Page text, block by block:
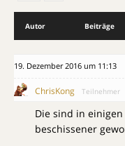
Autor Beiträge
19. Dezember 2016 um 11:13
ChrisKong Teilnehmer
Die sind in
beschissener